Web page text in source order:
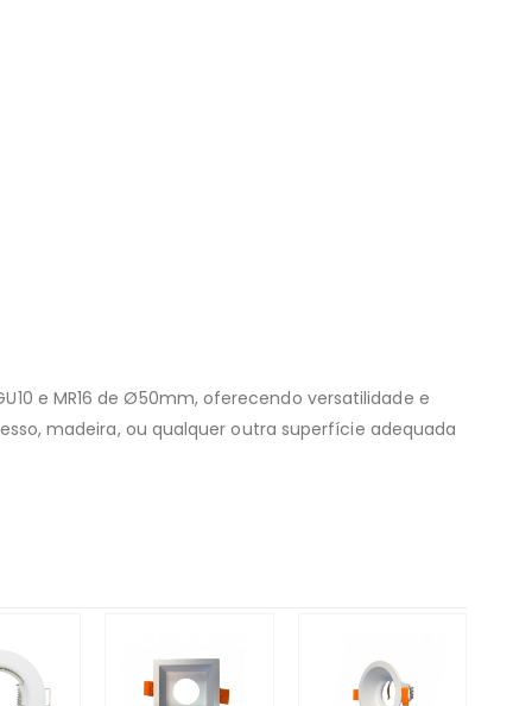
e MR16 de Ø50mm, oferecendo versatilidade e
madeira, ou qualquer outra superfície adequada